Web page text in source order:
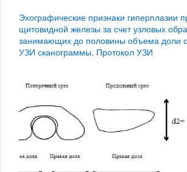
Эхографические признаки гиперплазии
щитовидной железы за счет узловых
занимающих до половины объема доли
УЗИ сканограммы. Протокол УЗИ